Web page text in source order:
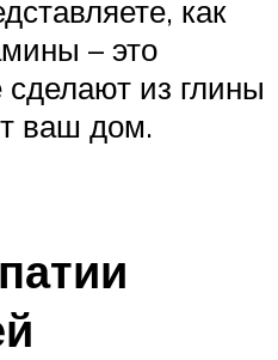
как
– это
из глины
ваш дом.